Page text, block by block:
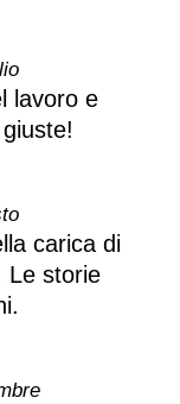
lavoro e
carica di
Le storie